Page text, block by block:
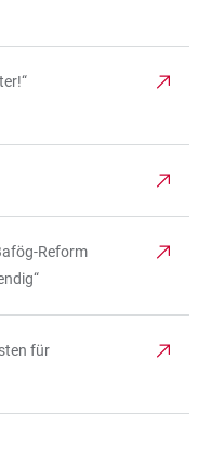
Reform
für